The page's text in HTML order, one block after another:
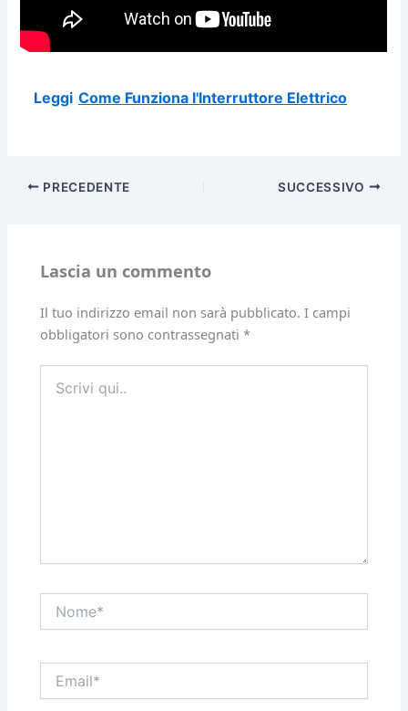
Leggi Come Funziona l'Interruttore Elettrico
PRECEDENTE SUCCESSIVO
Lascia un commento
Il tuo indirizzo email non sarà pubblicato. I campi
obbligatori sono contrassegnati*
qui..